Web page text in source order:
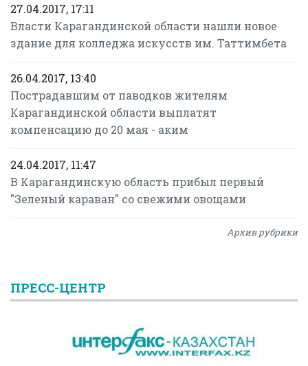
27.04.2017, 17:11
Власти Карагандинской области нашли новое
здание для колледжа искусств им. Таттимбета
26.04.2017, 13:40
Пострадавшим от паводков жителям
Карагандинской области выплатят
компенсацию до 20 мая - аким
24.04.2017, 11:47
В Карагандинскую область прибыл первый
"Зеленый караван" со свежими овощами
Архив рубрики
ПРЕСС-ЦЕНТР